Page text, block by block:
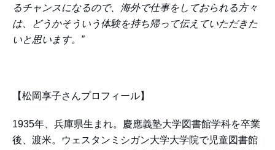
るチャンスになるので、海外で仕事をしておられる方々
は、どうかそういう体験を持ち帰って伝えていただきた
いと思います。”
【松岡享子さんプロフィール】
1935年、兵庫県生まれ。慶應義塾大学図書館学科を卒業
後、渡米。ウェスタンミシガン大学大学院で児童図書館